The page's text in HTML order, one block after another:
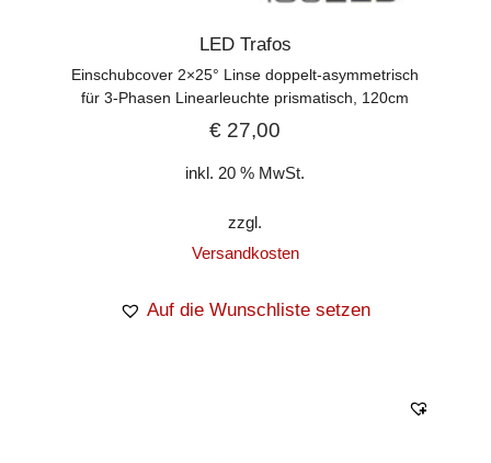
LED Trafos
Einschubcover 2×25° Linse doppelt-asymmetrisch
für 3-Phasen Linearleuchte prismatisch, 120cm
€ 27,00
inkl. 20 % MwSt.
zzgl.
Versandkosten
Auf die Wunschliste setzen